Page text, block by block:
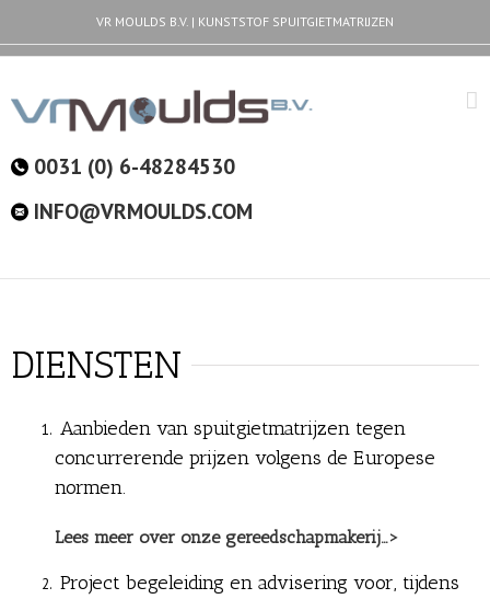
VR MOULDS B.V. | KUNSTSTOF SPUITGIETMATRIJZEN
0031 (0) 6-48284530
INFO@VRMOULDS.COM
DIENSTEN
Aanbieden van spuitgietmatrijzen tegen
concurrerende prijzen volgens de Europese
normen.
Lees meer over onze gereedschapmakerij…>
Project begeleiding en advisering voor, tijdens